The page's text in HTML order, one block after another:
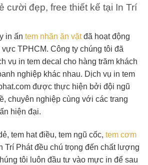
cười đẹp, free thiết kế tại In Trí
in ấn tem nhãn ăn vặtđã hoạt động
TPHCM. Công ty chúng tôi đã
vụ in tem decal cho hàng trăm khách
nghiệp khác nhau. Dịch vụ in tem
được thực hiện bởi đội ngũ
chuyên nghiệp cùng với các trang
hiện đại.
tem hat điều, tem ngũ cốc, tem cơm
Trí Phát đều chú trọng đến chất lượng
tôi luôn đầu tư vào mực in để sau